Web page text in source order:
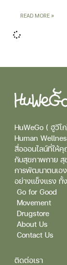
READ MORE »
HuWeGo ( ฮูวีโ
Human
สื่อออนไลน์ที่ให้
กับสุขภาพกาย สุ
การพัฒนาตนเอ
อย่างแข็งแรง
Go for Good
Movement
Drugstore
About Us
Contact Us
ติดต่อเรา